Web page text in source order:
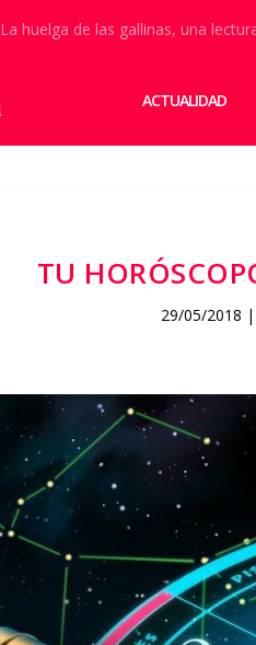
La huelga de las gallinas, una
ACTUALIDAD
TU
29/05/2018 |